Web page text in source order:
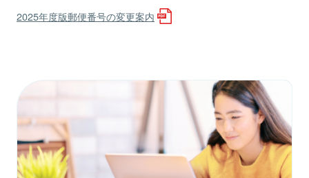
2025年度版郵便番号の変更案内